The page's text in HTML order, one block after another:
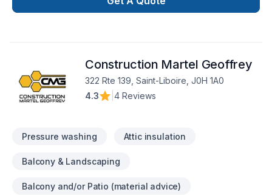
planchers,’ CV
Construction Martel Geoffrey
322 Rte 139, Saint-Liboire, J0H 1A0
4.3
4 Reviews
Pressure washing Attic insulation
Balcony & Landscaping
Balcony and/or Patio (material advice)